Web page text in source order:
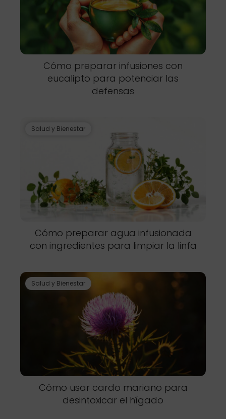
Cómo preparar infusiones con
eucalipto para potenciar las
defensas
Salud y Bienestar
Cómo preparar agua infusionada
con ingredientes para limpiar la linfa
Salud y Bienestar
Cómo usar cardo mariano para
desintoxicar el hígado